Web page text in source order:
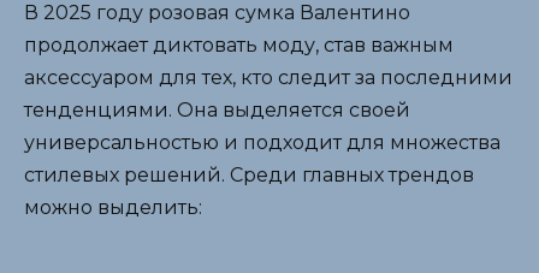
В 2025 году розовая сумка Валентино
продолжает диктовать моду, став важным
аксессуаром для тех, кто следит за последними
тенденциями. Она выделяется своей
универсальностью и подходит для множества
стилевых решений. Среди главных трендов
можно выделить: